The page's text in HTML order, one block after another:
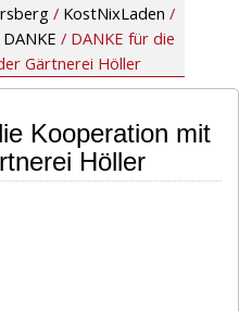
/ KostNixLaden /
DANKE / DANKE für die
Gärtnerei Höller
Kooperation mit
Höller